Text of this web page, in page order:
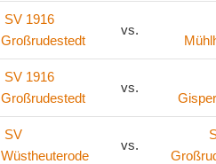
SV 1916
Großrudestedt
vs.
SV 1916
Großrudestedt
vs.
SV
Wüstheuterode
vs.